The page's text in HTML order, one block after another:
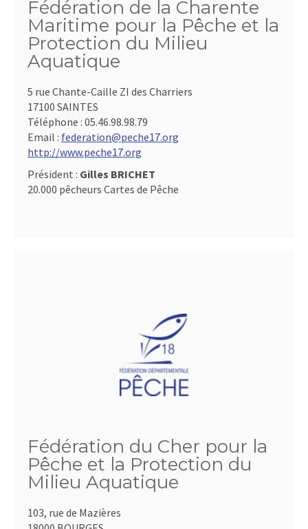
Fédération de la Charente
Maritime pour la Pêche et la
Protection du Milieu
Aquatique
5 rue Chante-Caille ZI des Charriers
17100 SAINTES
Téléphone : 05.46.98.98.79
Email : federation@peche17.org
http://www.peche17.org
Président : Gilles BRICHET
20.000 pêcheurs Cartes de Pêche
Fédération du Cher pour la
Pêche et la Protection du
Milieu Aquatique
103, rue de Mazières